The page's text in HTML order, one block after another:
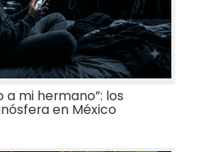
a mi hermano”: los
en México